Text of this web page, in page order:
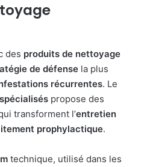
des produits de nettoyage
de défense la plus
récurrentes. Le
propose des
transforment l’entretien
prophylactique.
technique, utilisé dans les